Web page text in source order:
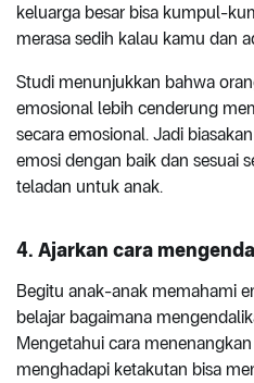
keluarga besar bisa kumpul-
merasa sedih kalau kamu dan
Studi menunjukkan bahwa
emosional lebih cenderung
secara emosional. Jadi
emosi dengan baik dan sesuai
teladan untuk anak.
4. Ajarkan cara
Begitu anak-anak memahami
belajar bagaimana
Mengetahui cara
menghadapi ketakutan bisa